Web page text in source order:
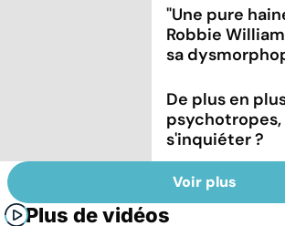
"Une pure
Robbie
sa
De plus en
s'inquiéter ?
Voir plus
Plus de vidéos